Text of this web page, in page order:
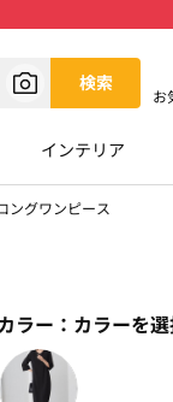
検索
お
インテリア
ングワンピース
ラー： カラーを